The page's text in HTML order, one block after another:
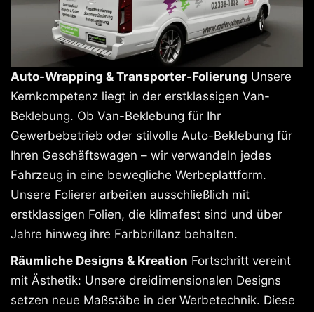
Auto-Wrapping & Transporter-Folierung Unsere
Kernkompetenz liegt in der erstklassigen Van-
Beklebung. Ob Van-Beklebung für Ihr
Gewerbebetrieb oder stilvolle Auto-Beklebung für
Ihren Geschäftswagen – wir verwandeln jedes
Fahrzeug in eine bewegliche Werbeplattform.
Unsere Folierer arbeiten ausschließlich mit
erstklassigen Folien, die klimafest sind und über
Jahre hinweg ihre Farbbrillanz behalten.
Räumliche Designs & Kreation Fortschritt vereint
mit Ästhetik: Unsere dreidimensionalen Designs
setzen neue Maßstäbe in der Werbetechnik. Diese